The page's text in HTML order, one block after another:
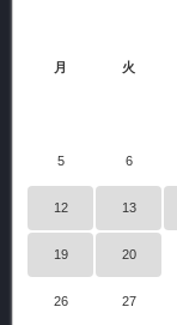
月 火
5 6
12 13
19 20
26 27